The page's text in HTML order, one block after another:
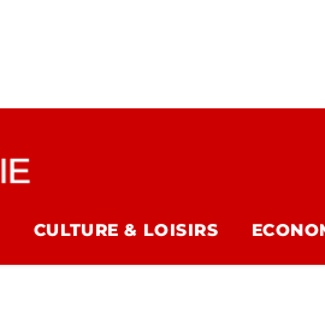
CULTURE & LOISIRS